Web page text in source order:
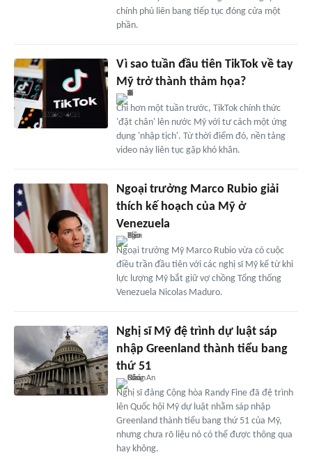
chính phủ liên bang tiếp tục đóng cửa một
phần.
Vì sao tuần đầu tiên TikTok về tay
Mỹ trở thành thảm họa?
Chỉ hơn một tuần trước, TikTok chính thức
'đặt chân' lên nước Mỹ với tư cách một ứng
dụng 'nhập tịch'. Từ thời điểm đó, nền tảng
video này liên tục gặp khó khăn.
Ngoại trưởng Marco Rubio giải
thích kế hoạch của Mỹ ở
Venezuela
Ngoại trưởng Mỹ Marco Rubio vừa có cuộc
điều trần đầu tiên với các nghị sĩ Mỹ kể từ khi
lực lượng Mỹ bắt giữ vợ chồng Tổng thống
Venezuela Nicolas Maduro.
Nghị sĩ Mỹ đệ trình dự luật sáp
nhập Greenland thành tiểu bang
thứ 51
Nghị sĩ đảng Cộng hòa Randy Fine đã đệ trình
lên Quốc hội Mỹ dự luật nhằm sáp nhập
Greenland thành tiểu bang thứ 51 của Mỹ,
nhưng chưa rõ liệu nó có thể được thông qua
hay không.